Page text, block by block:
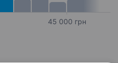
45 000 грн